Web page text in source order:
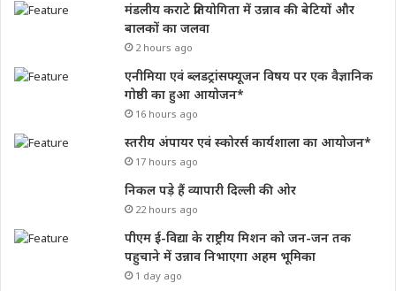
मंडलीय कराटे प्रतियोगिता में उन्नाव की बेटियों और
बालकों का जलवा
2 hours ago
एनीमिया एवं ब्लडट्रांसफ्यूजन विषय पर एक वैज्ञानिक
गोष्ठी का हुआ आयोजन*
16 hours ago
स्तरीय अंपायर एवं स्कोरर्स कार्यशाला का आयोजन*
17 hours ago
निकल पड़े हैं व्यापारी दिल्ली की ओर
22 hours ago
पीएम ई-विद्या के राष्ट्रीय मिशन को जन-जन तक
पहुचाने में उन्नाव निभाएगा अहम भूमिका
1 day ago